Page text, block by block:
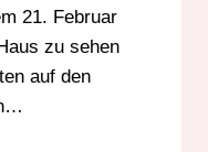
21. Februar
zu sehen
auf den